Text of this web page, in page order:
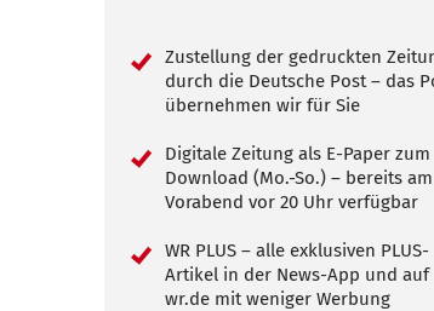
Zustellung der gedruckten
durch die Deutsche Post – das
übernehmen wir für Sie
Digitale Zeitung als E-Paper zum
Download (Mo.-So.) – bereits am
Vorabend vor 20 Uhr verfügbar
WR PLUS – alle exklusiven PLUS-
Artikel in der News-App und auf
wr.de mit weniger Werbung